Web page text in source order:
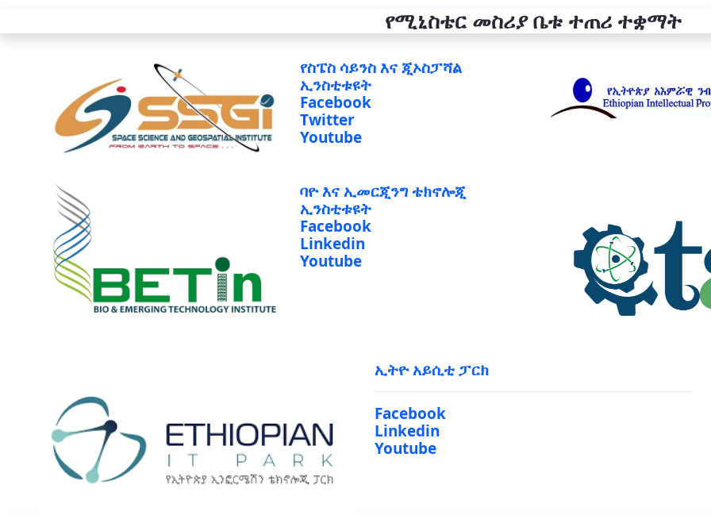
የሚኒስቴር መስሪያ ቤቱ ተጠሪ ተቋማት
የስፔስ ሳይንስ እና ጂኦስፓሻል
ኢንስቲቱዩት
Facebook
Twitter
Youtube
ባዮ እና ኢመርጂንግ ቴክኖሎጂ
ኢንስቲቱዩት
Facebook
Linkedin
Youtube
ኢትዮ አይሲቲ ፓርክ
Facebook
Linkedin
Youtube